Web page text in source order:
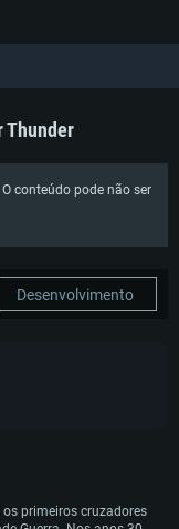
Thunder
conteúdo pode não ser
Desenvolvimento
primeiros cruzadores